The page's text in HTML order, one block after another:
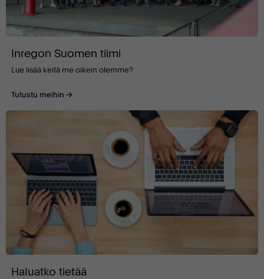
Inregon Suomen tiimi
Lue lisää keitä me oikein olemme?
Tutustu meihin
Haluatko tietää